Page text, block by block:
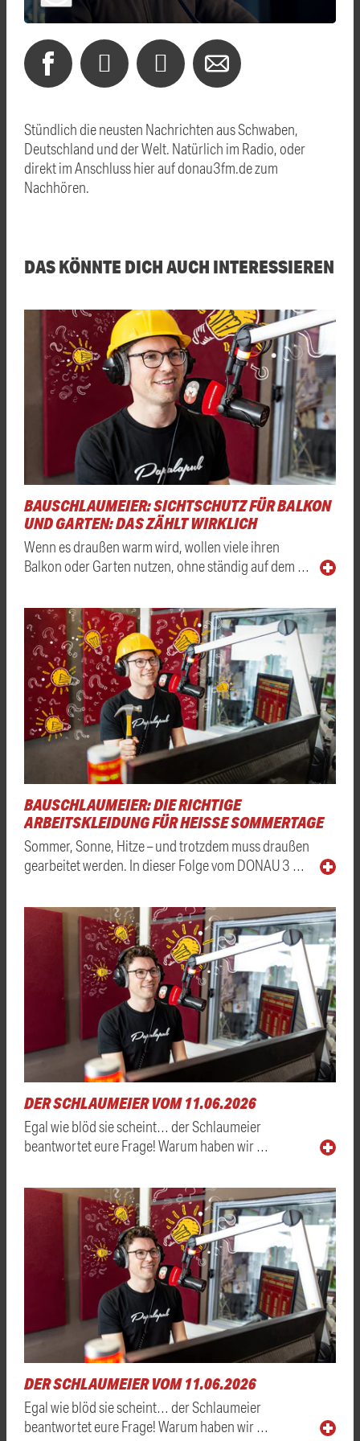
Stündlich die neusten Nachrichten aus Schwaben,
Deutschland und der Welt. Natürlich im Radio, oder
direkt im Anschluss hier auf donau3fm.de zum
Nachhören.
DAS KÖNNTE DICH AUCH INTERESSIEREN
BAUSCHLAUMEIER: SICHTSCHUTZ FÜR BALKON
UND GARTEN: DAS ZÄHLT WIRKLICH
Wenn es draußen warm wird, wollen viele ihren
Balkon oder Garten nutzen, ohne ständig auf dem …
BAUSCHLAUMEIER: DIE RICHTIGE
ARBEITSKLEIDUNG FÜR HEISSE SOMMERTAGE
Sommer, Sonne, Hitze – und trotzdem muss draußen
gearbeitet werden. In dieser Folge vom DONAU 3 …
DER SCHLAUMEIER VOM 11.06.2026
Egal wie blöd sie scheint… der Schlaumeier
beantwortet eure Frage! Warum haben wir …
DER SCHLAUMEIER VOM 11.06.2026
Egal wie blöd sie scheint… der Schlaumeier
beantwortet eure Frage! Warum haben wir …